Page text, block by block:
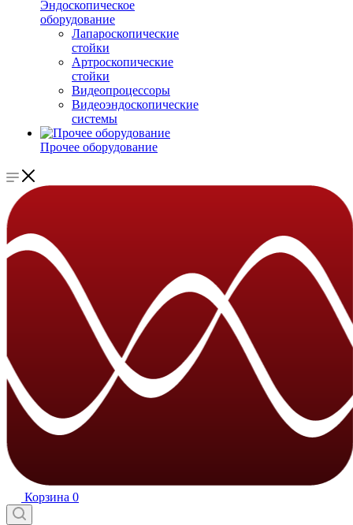
Эндоскопическое
оборудование
Лапароскопические
стойки
Артроскопические
стойки
Видеопроцессоры
Видеоэндоскопические
системы
Прочее оборудование
Корзина 0